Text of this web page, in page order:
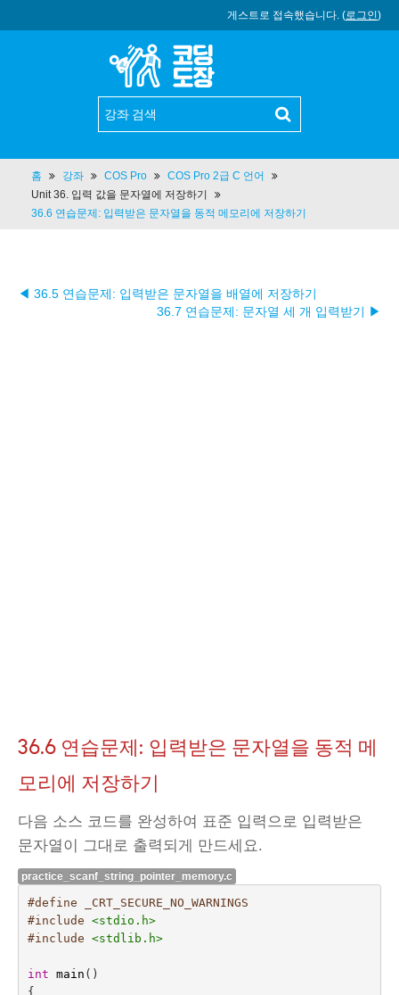
게스트로 접속했습니다. (로그인)
홈 강좌 COS Pro
COS Pro 2급 C 언어
Unit 36. 입력 값을 문자열에 저장하기
36.6 연습문제: 입력받은 문자열을 동적 메모리에 저장하기
◀ 36.5 연습문제: 입력받은 문자열을 배열에 저장하기
36.7 연습문제: 문자열 세 개 입력받기 ▶︎
36.6 연습문제: 입력받은 문자열을 동적 메
모리에 저장하기
다음 소스 코드를 완성하여 표준 입력으로 입력받은
문자열이 그대로 출력되게 만드세요.
practice_scanf_string_pointer_memory.c
#define _CRT_SECURE_NO_WARNINGS
#include <stdio.h>
#include <stdlib.h>
int main ()
{